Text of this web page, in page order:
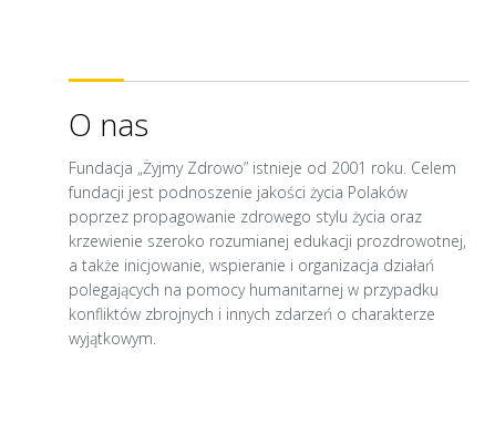
O nas
Fundacja „Żyjmy Zdrowo” istnieje od 2001 roku. Celem
fundacji jest podnoszenie jakości życia Polaków
poprzez propagowanie zdrowego stylu życia oraz
krzewienie szeroko rozumianej edukacji prozdrowotnej,
a także inicjowanie, wspieranie i organizacja działań
polegających na pomocy humanitarnej w przypadku
konfliktów zbrojnych i innych zdarzeń o charakterze
wyjątkowym.